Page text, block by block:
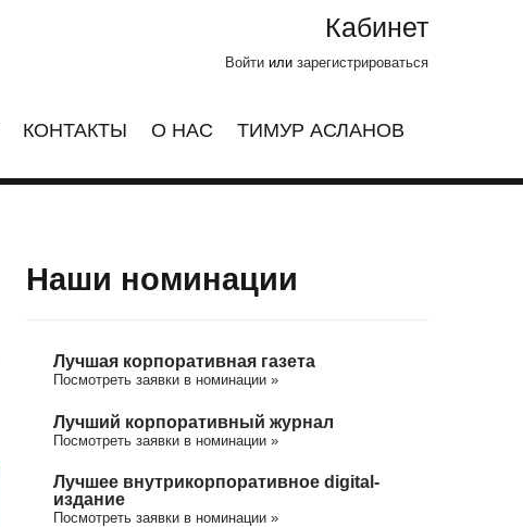
Кабинет
Войти или зарегистрироваться
КОНТАКТЫ О НАС ТИМУР АСЛАНОВ
Наши номинации
Лучшая корпоративная газета
Посмотреть заявки в номинации »
Лучший корпоративный журнал
Посмотреть заявки в номинации »
Лучшее внутрикорпоративное digital-
издание
Посмотреть заявки в номинации »